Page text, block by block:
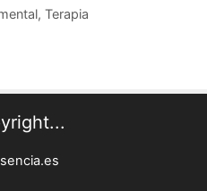
, Terapia